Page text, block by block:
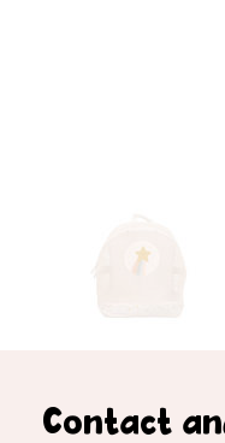
Contact